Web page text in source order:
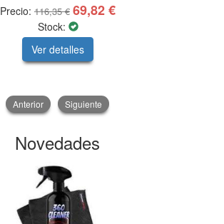
Precio: 116,35 € 69,82 €
Stock:
Ver detalles
Anterior Siguiente
Novedades